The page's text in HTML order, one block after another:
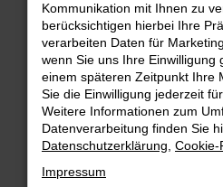
FEHLER:
Beim Laden ist ein Fehler
Hier sind ein paar Tipps, die
Überprüfe deine
Internetverbindung.
Laden andere Webseiten,
Suchmaschine?
Kommunikation mit Ihnen zu
berücksichtigen hierbei Ihre
verarbeiten Daten für
wenn Sie uns Ihre Einwilligung
einem späteren Zeitpunkt Ihre
Sie die Einwilligung jederzeit
Weitere Informationen zum
Datenverarbeitung finden Sie
Datenschutzerklärung Cookie-
Impressum